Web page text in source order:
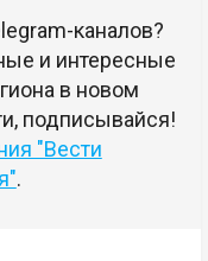
каналов?
и интересные
в новом
подписывайся!
"Вести
.